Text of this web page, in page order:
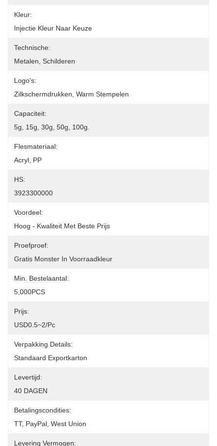
Kleur:
Injectie Kleur Naar Keuze
Technische:
Metalen, Schilderen
Logo's:
Zilkschermdrukken, Warm Stempelen
Capaciteit:
5g, 15g, 30g, 50g, 100g.
Flesmateriaal:
Acryl, PP
HS:
3923300000
Voordeel:
Hoog - Kwaliteit Met Beste Prijs
Proefproef:
Gratis Monster In Voorraadkleur
Min. Bestelaantal:
5,000PCS
Prijs:
USD0.5~2/pc
Verpakking Details:
Standaard Exportkarton
Levertijd:
40 DAGEN
Betalingscondities:
TT, PayPal, West Union
Levering Vermogen: